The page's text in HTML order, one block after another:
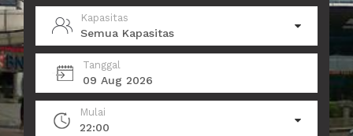
Kapasitas
Semua Kapasitas
Tanggal
09 Aug 2026
Mulai
22:00